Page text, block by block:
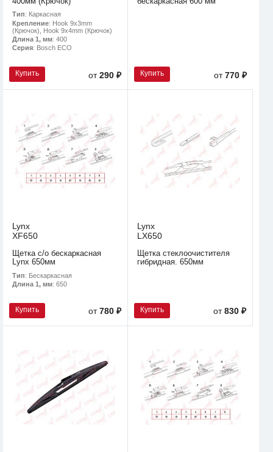
Тип: Каркасная
Крепление: Hook 9x3mm
(Крючок), Hook 9x4mm (Крючок)
Длина 1, мм: 400
Серия: Bosch ECO
Купить от290 ₽ Купить от770 ₽
Lynx
XF650
Щетка с/о бескаркасная
Lynx 650мм
Тип: Бескаркасная
Длина 1, мм: 650
Купить от780 ₽
Lynx
LX650
Щетка стеклоочистителя
гибридная. 650мм
Купить от830 ₽